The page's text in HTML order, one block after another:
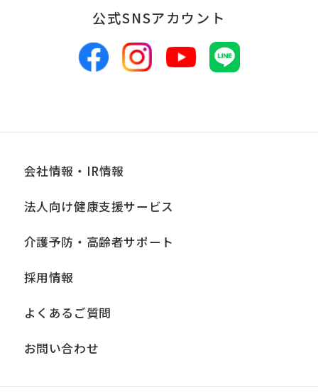
公式SNSアカウント
会社情報・IR情報
法人向け健康支援サービス
介護予防・高齢者サポート
採用情報
よくあるご質問
お問い合わせ